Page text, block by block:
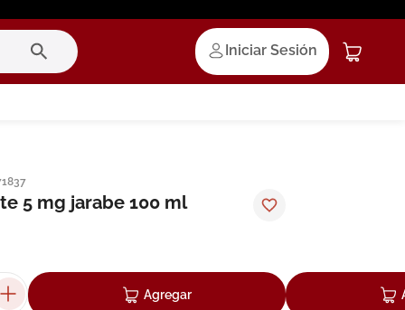
Iniciar Sesión
5 mg jarabe 100 ml
Agregar